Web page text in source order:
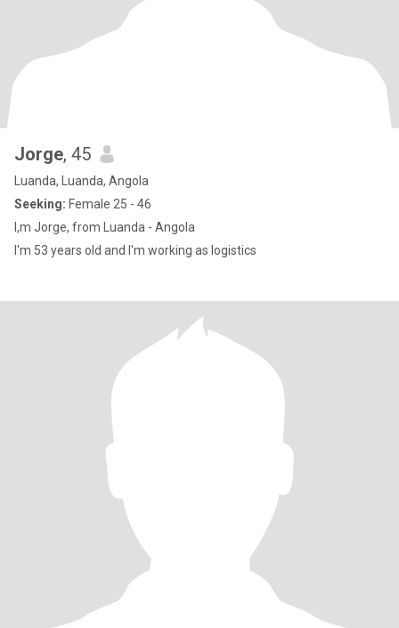
Jorge, 45
Luanda, Luanda, Angola
Seeking: Female 25 - 46
I,m Jorge, from Luanda - Angola
I'm 53 years old and I'm working as logistics